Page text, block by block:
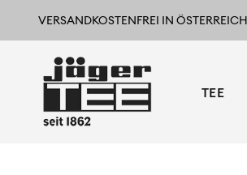
VERSANDKOSTENFREI IN
TEE